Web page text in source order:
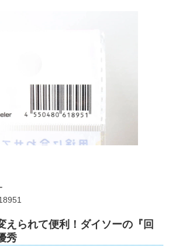
えられて便利！ダイソーの『回
秀